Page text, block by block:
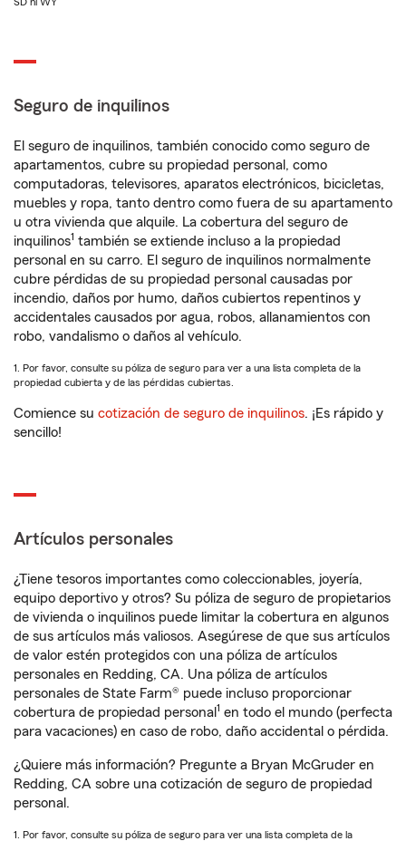
Seguro de inquilinos
El seguro de inquilinos, también conocido como seguro de
apartamentos, cubre su propiedad personal, como
computadoras, televisores, aparatos electrónicos, bicicletas,
muebles y ropa, tanto dentro como fuera de su apartamento
u otra vivienda que alquile. La cobertura del seguro de
inquilinos1 también se extiende incluso a la propiedad
personal en su carro. El seguro de inquilinos normalmente
cubre pérdidas de su propiedad personal causadas por
incendio, daños por humo, daños cubiertos repentinos y
accidentales causados por agua, robos, allanamientos con
robo, vandalismo o daños al vehículo.
1. Por favor, consulte su póliza de seguro para ver a una lista completa de la
propiedad cubierta y de las pérdidas cubiertas.
Comience su cotización de seguro de inquilinos. ¡Es rápido y
sencillo!
Artículos personales
¿Tiene tesoros importantes como coleccionables, joyería,
equipo deportivo y otros? Su póliza de seguro de propietarios
de vivienda o inquilinos puede limitar la cobertura en algunos
de sus artículos más valiosos. Asegúrese de que sus artículos
de valor estén protegidos con una póliza de artículos
personales en Redding, CA. Una póliza de artículos
personales de State Farm® puede incluso proporcionar
cobertura de propiedad personal 1 en todo el mundo (perfecta
para vacaciones) en caso de robo, daño accidental o pérdida.
¿Quiere más información? Pregunte a Bryan McGruder en
Redding, CA sobre una cotización de seguro de propiedad
personal.
1. Por favor, consulte su póliza de seguro para ver una lista completa de la